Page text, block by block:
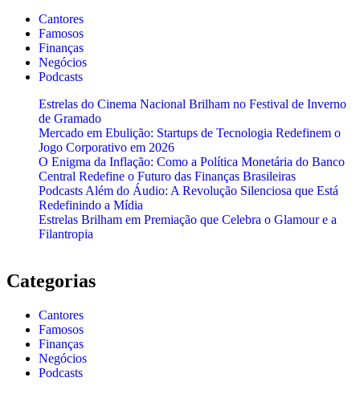
Cantores
Famosos
Finanças
Negócios
Podcasts
Estrelas do Cinema Nacional Brilham no Festival de Inverno
de Gramado
Mercado em Ebulição: Startups de Tecnologia Redefinem o
Jogo Corporativo em 2026
O Enigma da Inflação: Como a Política Monetária do Banco
Central Redefine o Futuro das Finanças Brasileiras
Podcasts Além do Áudio: A Revolução Silenciosa que Está
Redefinindo a Mídia
Estrelas Brilham em Premiação que Celebra o Glamour e a
Filantropia
Categorias
Cantores
Famosos
Finanças
Negócios
Podcasts